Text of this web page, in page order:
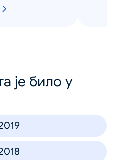
је било у